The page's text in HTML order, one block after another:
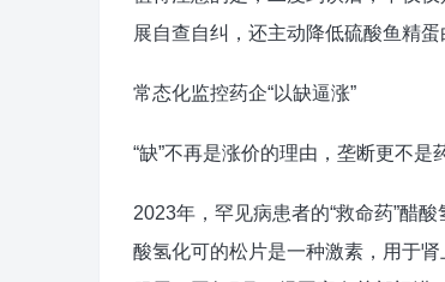
展自查自纠，还主动降低硫酸鱼精
常态化监控药企“以缺逼涨”
“缺”不再是涨价的理由，垄断更不是
2023年，罕见病患者的“救命药”醋
酸氢化可的松片是一种激素，用于